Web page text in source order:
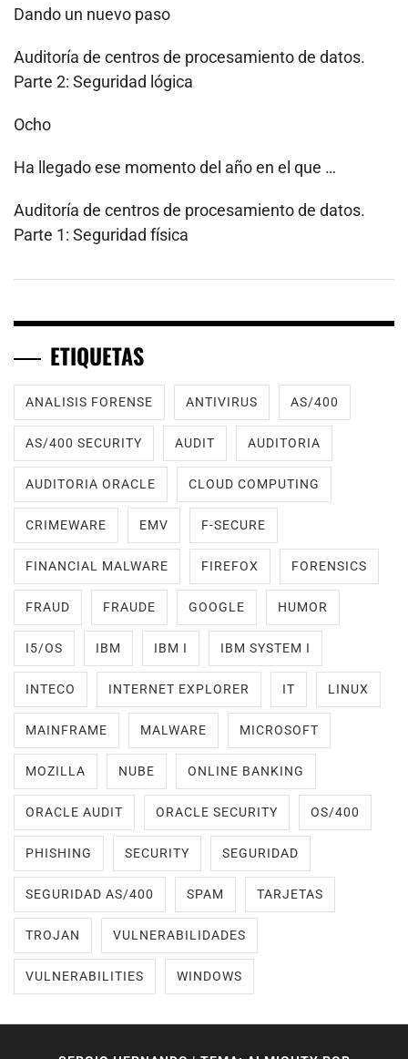
Dando un nuevo paso
Auditoría de centros de procesamiento de datos.
Parte 2: Seguridad lógica
Ocho
Ha llegado ese momento del año en el que …
Auditoría de centros de procesamiento de datos.
Parte 1: Seguridad física
ETIQUETAS
ANALISIS FORENSE ANTIVIRUS AS/400
AS/400 SECURITY AUDIT AUDITORIA
AUDITORIA ORACLE CLOUD COMPUTING
CRIMEWARE EMV F-SECURE
FINANCIAL MALWARE FIREFOX FORENSICS
FRAUD FRAUDE GOOGLE HUMOR
I5/OS IBM IBM I IBM SYSTEM I
INTECO INTERNET EXPLORER IT LINUX
MAINFRAME MALWARE MICROSOFT
MOZILLA NUBE ONLINE BANKING
ORACLE AUDIT ORACLE SECURITY OS/400
PHISHING SECURITY SEGURIDAD
SEGURIDAD AS/400 SPAM TARJETAS
TROJAN VULNERABILIDADES
VULNERABILITIES WINDOWS